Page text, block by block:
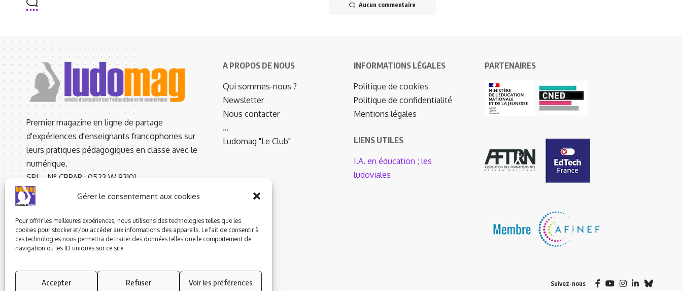
Gérer le consentement aux cookies
Pour offrir les meilleures expériences, nous utilisons des technologies telles que les
cookies pour stocker et/ou accéder aux informations des appareils. Le fait de consentir à
ces technologies nous permettra de traiter des données telles que le comportement de
navigation ou les ID uniques sur ce site.
Accepter Refuser Voir les préférences
Aucun commentaire
Premier magazine en ligne de partage
d'expériences d'enseignants francophones sur
leurs pratiques pédagogiques en classe avec le
numérique.
SPL - N° CPPAP : 0523 W 93101
2 Bis A Rue de la Coume d’Or,
66760 LATOUR DE CAROL - FRANCE
Rédaction : +33 01.83.62.94.53
A PROPOS DE NOUS
Qui sommes-nous ?
Newsletter
Nous contacter
…
Ludomag "Le Club"
INFORMATIONS LÉGALES
Politique de cookies
Politique de confidentialité
Mentions légales
LIENS UTILES
I.A. en éducation ; les
ludoviales
PARTENAIRES
Suivez-nous